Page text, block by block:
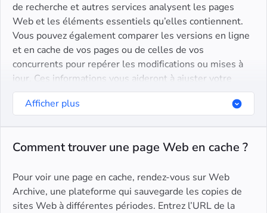
de recherche et autres services analysent les pages
Web et les éléments essentiels qu’elles contiennent.
Vous pouvez également comparer les versions en ligne
et en cache de vos pages ou de celles de vos
concurrents pour repérer les modifications ou mises à
jour. Ces informations vous aideront à ajuster votre
stratégie et à optimiser votre site pour de meilleures
performances.
Afficher plus
Comment trouver une page Web en cache ?
Pour voir une page en cache, rendez-vous sur Web
Archive, une plateforme qui sauvegarde les copies de
sites Web à différentes périodes. Entrez l’URL de la